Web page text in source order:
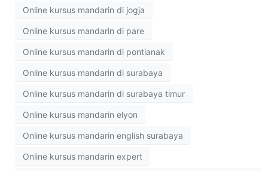
Online kursus mandarin di jogja
Online kursus mandarin di pare
Online kursus mandarin di pontianak
Online kursus mandarin di surabaya
Online kursus mandarin di surabaya timur
Online kursus mandarin elyon
Online kursus mandarin english surabaya
Online kursus mandarin expert